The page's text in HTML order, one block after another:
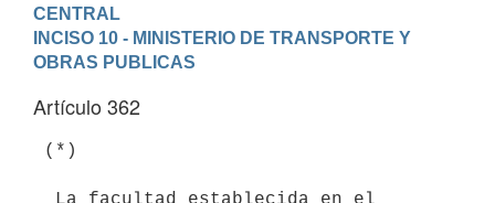
CENTRAL
INCISO 10 - MINISTERIO DE TRANSPORTE Y
OBRAS PUBLICAS
Artículo 362